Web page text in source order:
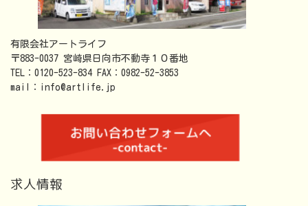
有限会社アートライフ
〒883-0037 宮崎県日向市不動寺１０番地
TEL：0120-523-834 FAX：0982-52-3853
mail：info@artlife.jp
求人情報